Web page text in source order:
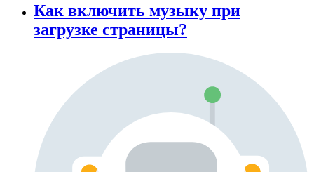
Как включить музыку при
загрузке страницы?